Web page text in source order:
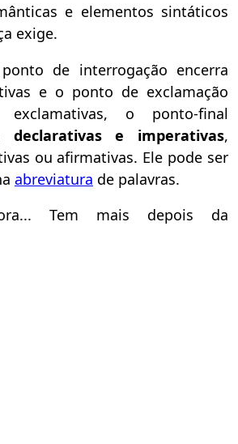
e elementos sintáticos
exige.
de interrogação encerra
e o ponto de exclamação
exclamativas, o ponto-final
declarativas e imperativas,
ou afirmativas. Ele pode ser
abreviatura de palavras.
Tem mais depois da